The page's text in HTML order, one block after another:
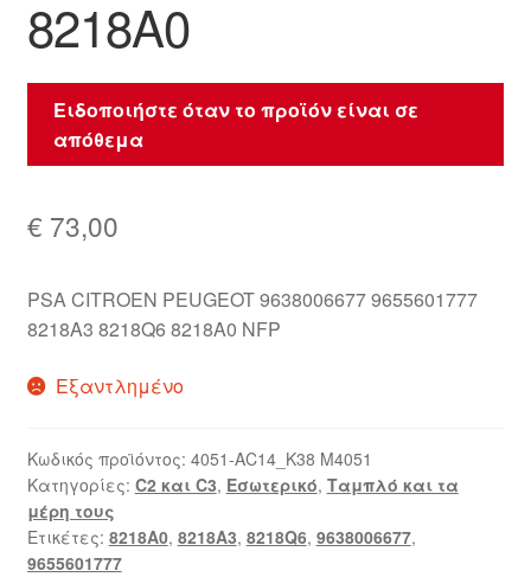
8218A0
Ειδοποιήστε όταν το προϊόν είναι σε
απόθεμα
€ 73,00
PSA CITROEN PEUGEOT 9638006677 9655601777
8218A3 8218Q6 8218A0 NFP
Εξαντλημένο
Κωδικός προϊόντος: 4051-AC14_K38 M4051
Κατηγορίες: C2 και C3, Εσωτερικό, Ταμπλό και τα
μέρη τους
Ετικέτες: 8218A0, 8218A3, 8218Q6, 9638006677,
9655601777